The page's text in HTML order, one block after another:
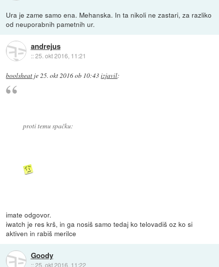
Ura je zame samo ena. Mehanska. In ta nikoli ne zastari, za razliko
od neuporabnih pametnih ur.
andrejus
::25. okt 2016, 11:21
boolsheat je25. okt 2016 ob 10:43izjavil:
proti temu spačku:
imate odgovor.
iwatch je res krš, in ga nosiš samo tedaj ko telovadiš oz ko si
aktiven in rabiš merilce
Goody
::25. okt 2016, 11:22